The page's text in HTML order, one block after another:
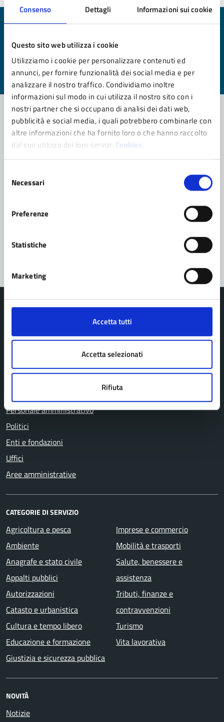
Consenso Dettagli Informazioni sui cookie
Questo sito web utilizza i cookie
Utilizziamo i cookie per personalizzare contenuti ed
annunci, per fornire funzionalità dei social media e per
analizzare il nostro traffico. Condividiamo inoltre
informazioni sul modo in cui utilizza il nostro sito con i
nostri partner che si occupano di analisi dei dati web,
pubblicità e social media, i quali potrebbero combinarle con
altre informazioni che ha fornito loro o che hanno raccolto
dal suo utilizzo dei loro servizi. Cookies.
delNecessari
Preferenze
Statistiche
Marketing
Accetta tutti
Accetta selezionati
Rifiuta
pagina?
Valuta da 1 a 5 stelle la pagina
Valuta 5 stelle su 5
Valuta 4 stelle su 5
Valuta 3 stelle su 5
Valuta 2 stelle su 5
Valuta 1 stelle su 5
Contatta il comune
Leggi le domande frequenti
Richiedi assistenza
Segnala disservizio
Comune di Pavullo nel Frignano
AMMINISTRAZIONE
Personale amministrativo
Politici
Enti e fondazioni
Uffici
Aree amministrative
CATEGORIE DI SERVIZIO
Agricoltura e pesca
Ambiente
Anagrafe e stato civile
Appalti pubblici
Autorizzazioni
Catasto e urbanistica
Cultura e tempo libero
Educazione e formazione
Giustizia e sicurezza pubblica
Imprese e commercio
Mobilità e trasporti
Salute, benessere e
assistenza
Tributi, finanze e
contravvenzioni
Turismo
Vita lavorativa
NOVITÀ
Notizie